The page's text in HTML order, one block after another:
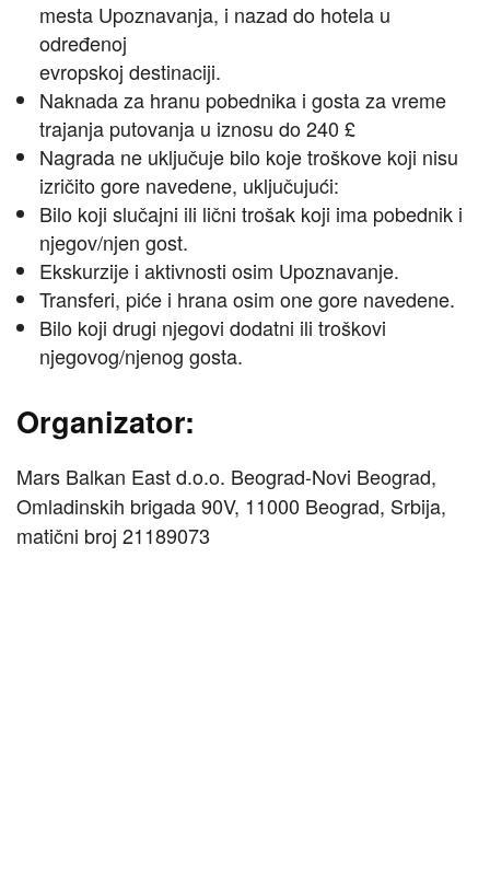
mesta Upoznavanja, i nazad do hotela u
određenoj
evropskoj destinaciji.
Naknada za hranu pobednika i gosta za vreme
trajanja putovanja u iznosu do 240 £
Nagrada ne uključuje bilo koje troškove koji nisu
izričito gore navedene, uključujući:
Bilo koji slučajni ili lični trošak koji ima pobednik i
njegov/njen gost.
Ekskurzije i aktivnosti osim Upoznavanje.
Transferi, piće i hrana osim one gore navedene.
Bilo koji drugi njegovi dodatni ili troškovi
njegovog/njenog gosta.
Organizator:
Mars Balkan East d.o.o. Beograd-Novi Beograd,
Omladinskih brigada 90V, 11000 Beograd, Srbija,
matični broj 21189073